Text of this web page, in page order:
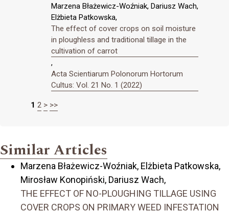
Marzena Błażewicz-Woźniak, Dariusz Wach,
Elżbieta Patkowska,
The effect of cover crops on soil moisture
in ploughless and traditional tillage in the
cultivation of carrot
,
Acta Scientiarum Polonorum Hortorum
Cultus: Vol. 21 No. 1 (2022)
1 2 > >>
Similar Articles
Marzena Błażewicz-Woźniak, Elżbieta Patkowska,
Mirosław Konopiński, Dariusz Wach,
THE EFFECT OF NO-PLOUGHING TILLAGE USING
COVER CROPS ON PRIMARY WEED INFESTATION